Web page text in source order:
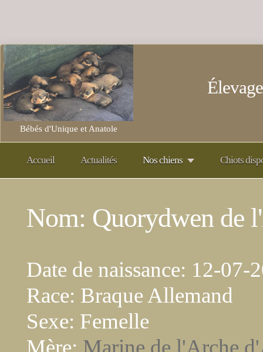
Bébés d'Unique et Anatole
Accueil Actualités Nos chiens Chiots
Nom: Quorydwen de
Date de naissance: 12-07-
Race: Braque Allemand
Sexe: Femelle
Mère: Marine de l'Arche